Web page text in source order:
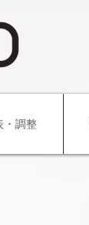
・調整